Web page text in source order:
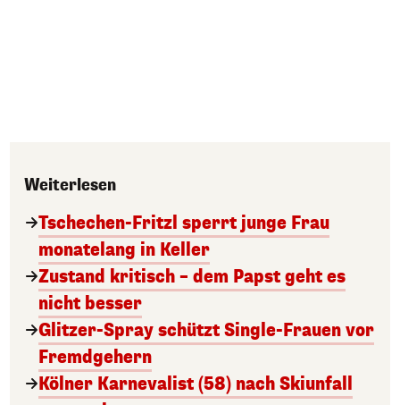
Weiterlesen
Tschechen-Fritzl sperrt junge Frau
monatelang in Keller
Zustand kritisch – dem Papst geht es
nicht besser
Glitzer-Spray schützt Single-Frauen vor
Fremdgehern
Kölner Karnevalist (58) nach Skiunfall